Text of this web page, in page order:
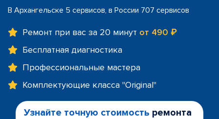
В Архангельске 5 сервисов, в России 707 сервисов
Ремонт при вас за 20 минут от 490 ₽
Бесплатная диагностика
Профессиональные мастера
Комплектующие класса "Original"
Узнайте точную стоимость ремонта